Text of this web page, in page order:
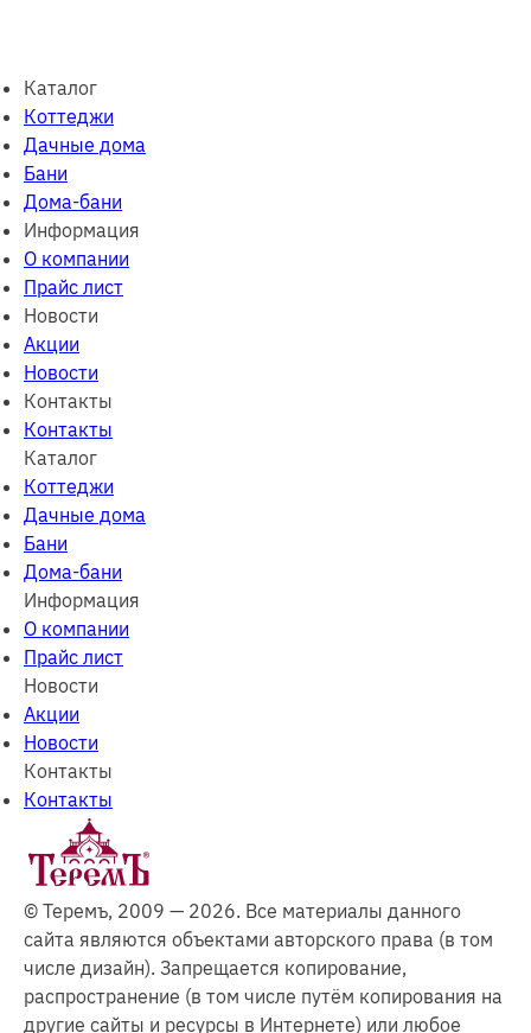
Каталог
Коттеджи
Дачные дома
Бани
Дома-бани
Информация
О компании
Прайс лист
Новости
Акции
Новости
Контакты
Контакты
Каталог
Коттеджи
Дачные дома
Бани
Дома-бани
Информация
О компании
Прайс лист
Новости
Акции
Новости
Контакты
Контакты
© Теремъ, 2009 — 2026. Все материалы данного
сайта являются объектами авторского права (в том
числе дизайн). Запрещается копирование,
распространение (в том числе путём копирования на
другие сайты и ресурсы в Интернете) или любое